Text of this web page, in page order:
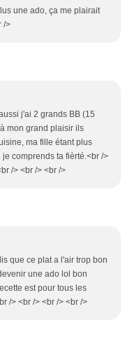
une ado, ça me plairait
/>
j'ai 2 grands BB (15
mon grand plaisir ils
ma fille étant plus
comprends ta fièrté.<br />
/> <br /> <br />
que ce plat a l'air trop bon
une ado lol bon
est pour tous les
/> <br /> <br /> <br />